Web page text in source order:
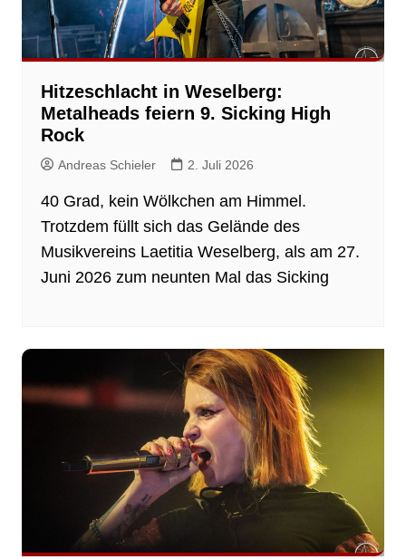
Hitzeschlacht in Weselberg:
Metalheads feiern 9. Sicking High
Rock
Andreas Schieler 2. Juli 2026
40 Grad, kein Wölkchen am Himmel.
Trotzdem füllt sich das Gelände des
Musikvereins Laetitia Weselberg, als am 27.
Juni 2026 zum neunten Mal das Sicking